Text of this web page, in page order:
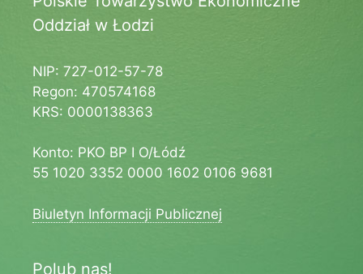
Oddział w Łodzi
NIP: 727-012-57-78
Regon: 470574168
KRS: 0000138363
Konto: PKO BP I O/Łódź
55 1020 3352 0000 1602 0106 9681
Biuletyn Informacji Publicznej
Polub nas!